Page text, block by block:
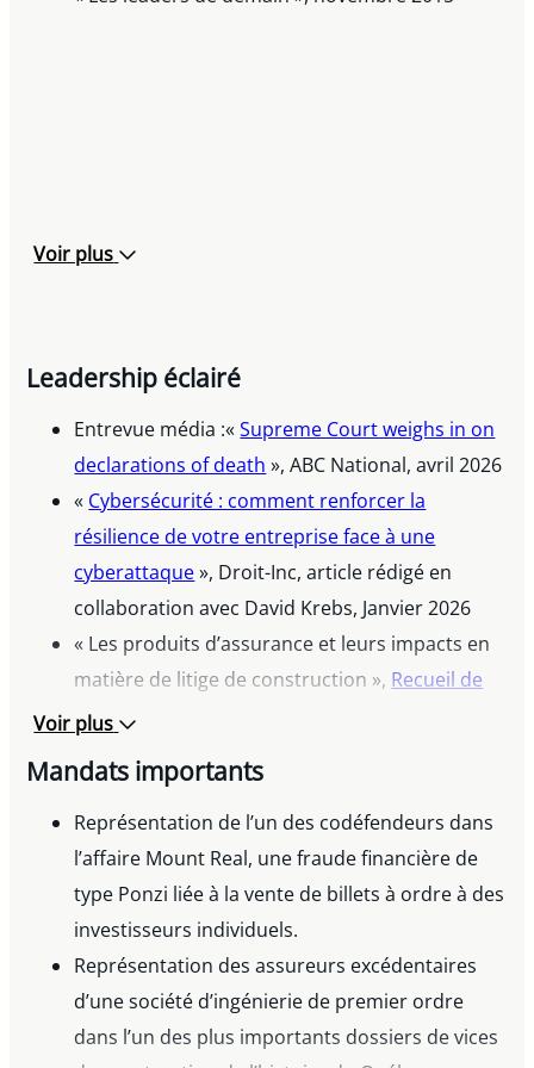
Voir plus
Leadership éclairé
Entrevue média :«Supreme Court weighs in on
declarations of death », ABC National, avril 2026
« Cybersécurité : comment renforcer la
résilience de votre entreprise face à une
cyberattaque», Droit-Inc, article rédigé en
collaboration avec David Krebs, Janvier 2026
« Les produits d’assurance et leurs impacts en
matière de litige de construction », Recueil de
textes Miller Thomson 2025 en droit de la
avec Maria-Christina Sorbo-Mayrand, Decembre
2025
Les produits d’assurance et leurs impacts en
matière de litige de construction, Conférence
annuelle Miller Thomson en droit de la
construction, 1 décembre 2025, présentée de
concert avec Maria-Christina Sorbo-Mayrand
Protéger ce qui compte : comment renforcer la
Voir plus
Mandats importants
Représentation de l’un des codéfendeurs dans
l’affaire Mount Real, une fraude financière de
type Ponzi liée à la vente de billets à ordre à des
investisseurs individuels.
Représentation des assureurs excédentaires
d’une société d’ingénierie de premier ordre
dans l’un des plus importants dossiers de vices